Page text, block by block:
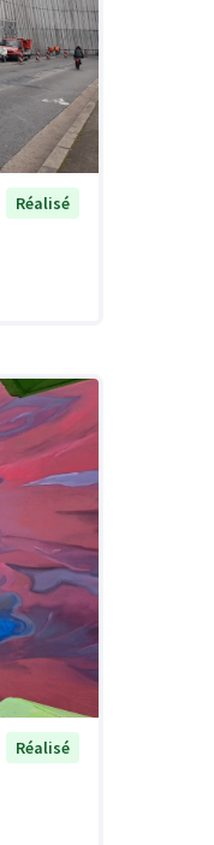
Réalisé
Réalisé